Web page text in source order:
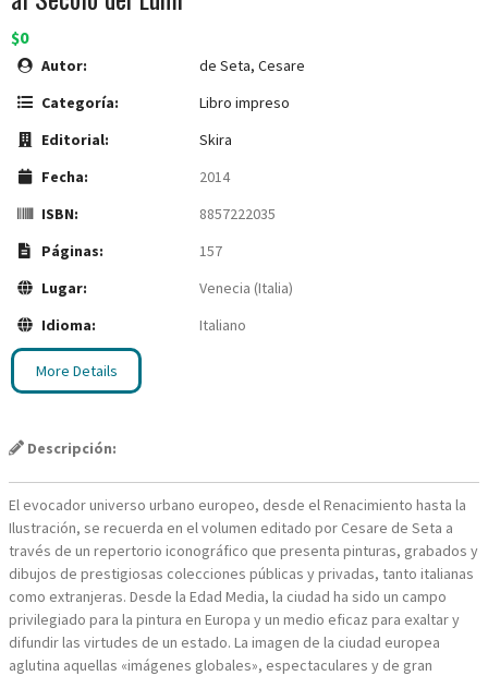
$0
Autor:
de Seta, Cesare
Categoría:
Libro impreso
Editorial:
Skira
Fecha:
2014
ISBN:
8857222035
Páginas:
157
Lugar:
Venecia (Italia)
Idioma:
Italiano
More Details
Descripción:
El evocador universo urbano europeo, desde el Renacimiento hasta la
Ilustración, se recuerda en el volumen editado por Cesare de Seta a
través de un repertorio iconográfico que presenta pinturas, grabados y
dibujos de prestigiosas colecciones públicas y privadas, tanto italianas
como extranjeras. Desde la Edad Media, la ciudad ha sido un campo
privilegiado para la pintura en Europa y un medio eficaz para exaltar y
difundir las virtudes de un estado. La imagen de la ciudad europea
aglutina aquellas «imágenes globales», espectaculares y de gran